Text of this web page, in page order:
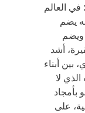
في العالم
يضم
ويضم
أشد
بين أبناء
لا
بأمجاد
على